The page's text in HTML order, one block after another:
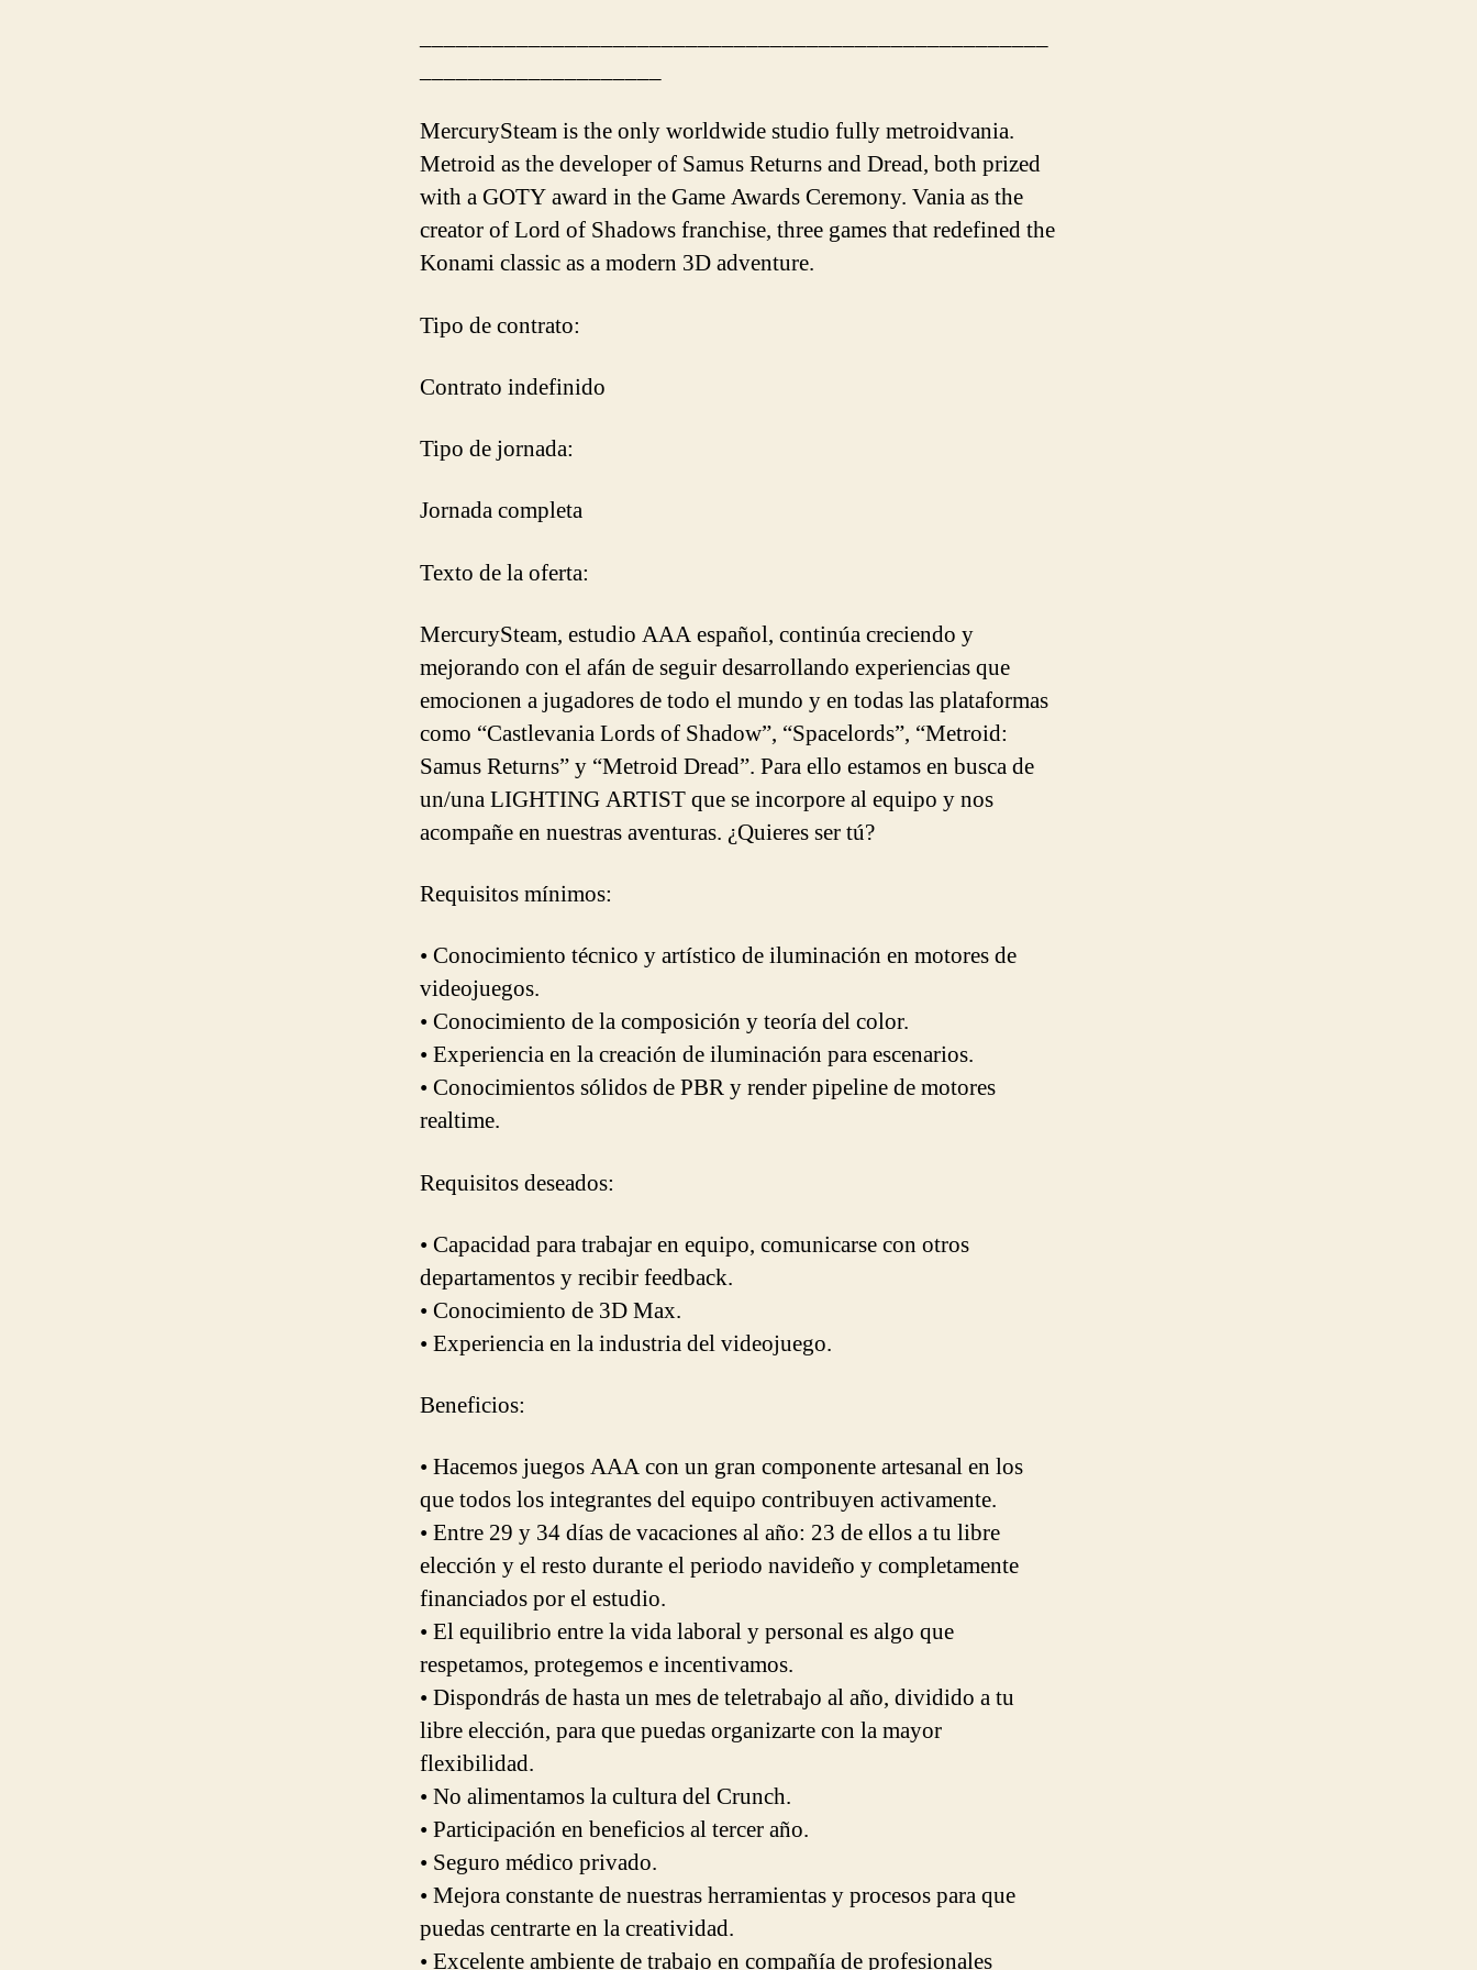
MercurySteam is the only worldwide studio fully metroidvania.
Metroid as the developer of Samus Returns and Dread, both prized
with a GOTY award in the Game Awards Ceremony. Vania as the
creator of Lord of Shadows franchise, three games that redefined the
Konami classic as a modern 3D adventure.
Tipo de contrato:
Contrato indefinido
Tipo de jornada:
Jornada completa
Texto de la oferta:
MercurySteam, estudio AAA español, continúa creciendo y
mejorando con el afán de seguir desarrollando experiencias que
emocionen a jugadores de todo el mundo y en todas las plataformas
como “Castlevania Lords of Shadow”, “Spacelords”, “Metroid:
Samus Returns” y “Metroid Dread”. Para ello estamos en busca de
un/una LIGHTING ARTIST que se incorpore al equipo y nos
acompañe en nuestras aventuras. ¿Quieres ser tú?
Requisitos mínimos:
• Conocimiento técnico y artístico de iluminación en motores de
videojuegos.
• Conocimiento de la composición y teoría del color.
• Experiencia en la creación de iluminación para escenarios.
• Conocimientos sólidos de PBR y render pipeline de motores
realtime.
Requisitos deseados:
• Capacidad para trabajar en equipo, comunicarse con otros
departamentos y recibir feedback.
• Conocimiento de 3D Max.
• Experiencia en la industria del videojuego.
Beneficios:
• Hacemos juegos AAA con un gran componente artesanal en los
que todos los integrantes del equipo contribuyen activamente.
• Entre 29 y 34 días de vacaciones al año: 23 de ellos a tu libre
elección y el resto durante el periodo navideño y completamente
financiados por el estudio.
• El equilibrio entre la vida laboral y personal es algo que
respetamos, protegemos e incentivamos.
• Dispondrás de hasta un mes de teletrabajo al año, dividido a tu
libre elección, para que puedas organizarte con la mayor
flexibilidad.
• No alimentamos la cultura del Crunch.
• Participación en beneficios al tercer año.
• Seguro médico privado.
• Mejora constante de nuestras herramientas y procesos para que
puedas centrarte en la creatividad.
• Excelente ambiente de trabajo en compañía de profesionales